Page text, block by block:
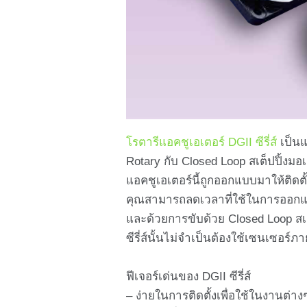
โรตารีแอคชูเอเตอร์ DGII ซีรี่ส์ เป็น
Rotary กับ Closed Loop สเต็ปปิ้งมอ
แอคชูเอเตอร์นี้ถูกออกแบบมาให้ติด
คุณสามารถลดเวลาที่ใช้ในการออก
และด้วยการขับด้วย Closed Loop ส
ซีรี่ส์นั้นไม่จำเป็นต้องใช้เซนเซอร์ภ
ฟีเจอร์เด่นของ DGII ซีรี่ส์
– ง่ายในการติดตั้งเพื่อใช้ในงานต่าง